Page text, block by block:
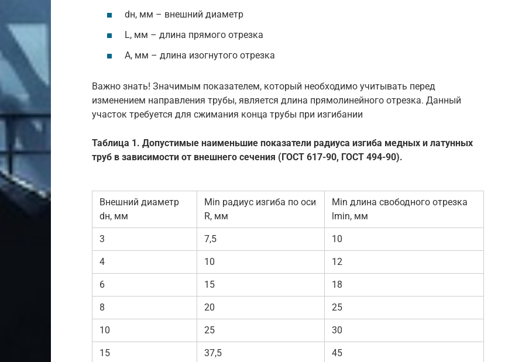
dн, мм – внешний диаметр
L, мм – длина прямого отрезка
А, мм – длина изогнутого отрезка
Важно знать! Значимым показателем, который необходимо учитывать перед
изменением направления трубы, является длина прямолинейного отрезка. Данный
участок требуется для сжимания конца трубы при изгибании
Таблица 1. Допустимые наименьшие показатели радиуса изгиба медных и латунных
труб в зависимости от внешнего сечения (ГОСТ 617-90, ГОСТ 494-90).
Внешний диаметр
dн, мм
Min радиус изгиба по оси
R, мм
Min длина свободного отрезка
lmin, мм
3 7,5 10
4 10 12
6 15 18
8 20 25
10 25 30
15 37,5 45